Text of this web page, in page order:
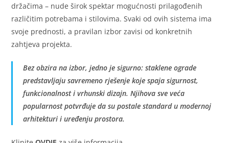
držačima – nude širok spektar mogućnosti prilagođenih
različitim potrebama i stilovima. Svaki od ovih sistema ima
svoje prednosti, a pravilan izbor zavisi od konkretnih
zahtjeva projekta.
Bez obzira na izbor, jedno je sigurno: staklene ograde
predstavljaju savremeno rješenje koje spaja sigurnost,
funkcionalnost i vrhunski dizajn. Njihova sve veća
popularnost potvrđuje da su postale standard u modernoj
arhitekturi i uređenju prostora.